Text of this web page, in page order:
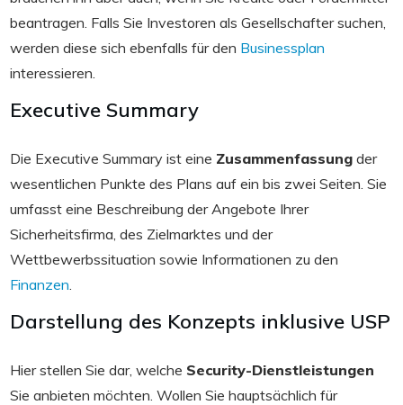
beantragen. Falls Sie Investoren als Gesellschafter suchen,
werden diese sich ebenfalls für den Businessplan
interessieren.
Executive Summary
Die Executive Summary ist eine Zusammenfassung der
wesentlichen Punkte des Plans auf ein bis zwei Seiten. Sie
umfasst eine Beschreibung der Angebote Ihrer
Sicherheitsfirma, des Zielmarktes und der
Wettbewerbssituation sowie Informationen zu den
Finanzen
Darstellung des Konzepts inklusive USP
Hier stellen Sie dar, welche Security-Dienstleistungen
Sie anbieten möchten. Wollen Sie hauptsächlich für